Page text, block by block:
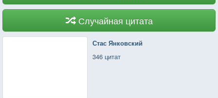
Случайная цитата
Стас Янковский
346 цитат